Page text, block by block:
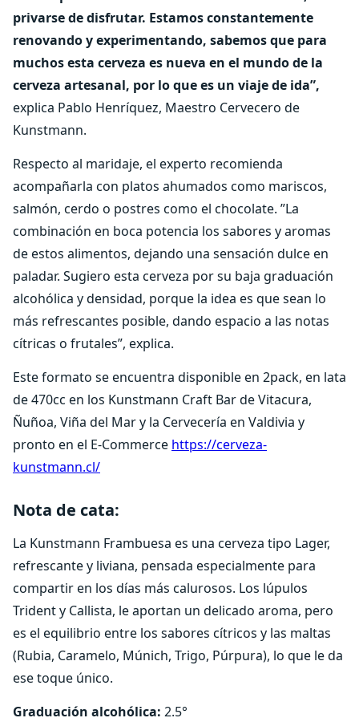
privarse de disfrutar. Estamos constantemente
renovando y experimentando, sabemos que para
muchos esta cerveza es nueva en el mundo de la
cerveza artesanal, por lo que es un viaje de ida”,
explica Pablo Henríquez, Maestro Cervecero de
Kunstmann.
Respecto al maridaje, el experto recomienda
acompañarla con platos ahumados como mariscos,
salmón, cerdo o postres como el chocolate. ”La
combinación en boca potencia los sabores y aromas
de estos alimentos, dejando una sensación dulce en
paladar. Sugiero esta cerveza por su baja graduación
alcohólica y densidad, porque la idea es que sean lo
más refrescantes posible, dando espacio a las notas
cítricas o frutales”, explica.
Este formato se encuentra disponible en 2pack, en lata
de 470cc en los Kunstmann Craft Bar de Vitacura,
Ñuñoa, Viña del Mar y la Cervecería en Valdivia y
pronto en el E-Commerce https://cerveza-
kunstmann.cl/
Nota de cata:
La Kunstmann Frambuesa es una cerveza tipo Lager,
refrescante y liviana, pensada especialmente para
compartir en los días más calurosos. Los lúpulos
Trident y Callista, le aportan un delicado aroma, pero
es el equilibrio entre los sabores cítricos y las maltas
(Rubia, Caramelo, Múnich, Trigo, Púrpura), lo que le da
ese toque único.
Graduación alcohólica: 2.5°